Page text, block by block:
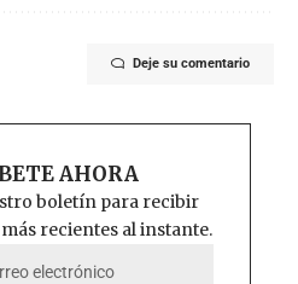
Deje su comentario
AHORA
boletín para recibir
recientes al instante.